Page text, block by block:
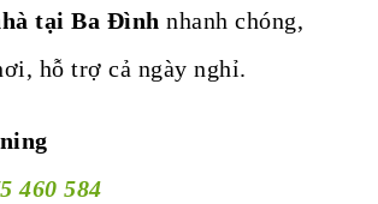
tại Ba Đình nhanh chóng,
hỗ trợ cả ngày nghỉ.
460 584